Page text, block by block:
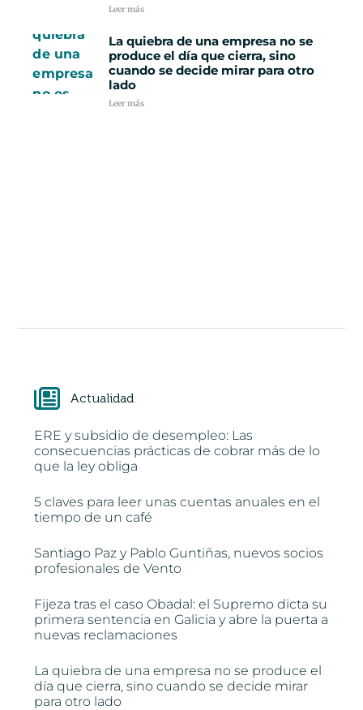
Leer más
La quiebra de una empresa no se
produce el día que cierra, sino
cuando se decide mirar para otro
lado
Leer más
Actualidad
ERE y subsidio de desempleo: Las
consecuencias prácticas de cobrar más de lo
que la ley obliga
5 claves para leer unas cuentas anuales en el
tiempo de un café
Santiago Paz y Pablo Guntiñas, nuevos socios
profesionales de Vento
Fijeza tras el caso Obadal: el Supremo dicta su
primera sentencia en Galicia y abre la puerta a
nuevas reclamaciones
La quiebra de una empresa no se produce el
día que cierra, sino cuando se decide mirar
para otro lado